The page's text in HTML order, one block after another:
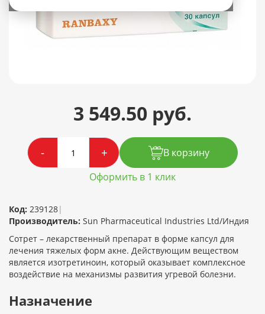
3 549.50 руб.
- +
В корзину
Оформить в 1 клик
Код: 239128|
Производитель: Sun Pharmaceutical Industries Ltd/Индия
Сотрет – лекарственный препарат в форме капсул для
лечения тяжелых форм акне. Действующим веществом
является изотретиноин, который оказывает комплексное
воздействие на механизмы развития угревой болезни.
Назначение